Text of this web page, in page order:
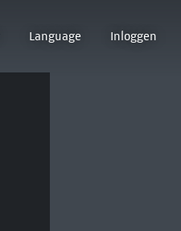
Language Inloggen